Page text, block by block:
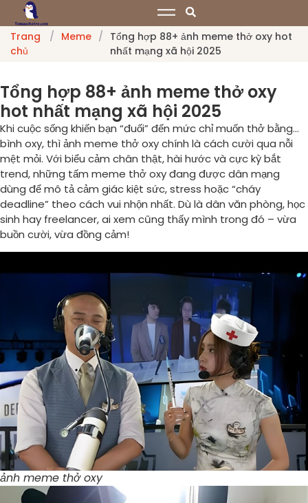
Trang
chủ
/ Meme / Tổng hợp 88+ ảnh meme thở oxy hot
nhất mạng xã hội 2025
Tổng hợp 88+ ảnh meme thở oxy
hot nhất mạng xã hội 2025
Khi cuộc sống khiến bạn “đuối” đến mức chỉ muốn thở bằng…
bình oxy, thì ảnh meme thở oxy chính là cách cười qua nỗi
mệt mỏi. Với biểu cảm chân thật, hài hước và cực kỳ bắt
trend, những tấm meme thở oxy đang được dân mạng
dùng để mô tả cảm giác kiệt sức, stress hoặc “cháy
deadline” theo cách vui nhộn nhất. Dù là dân văn phòng, học
sinh hay freelancer, ai xem cũng thấy mình trong đó – vừa
buồn cười, vừa đồng cảm!
ảnh meme thở oxy